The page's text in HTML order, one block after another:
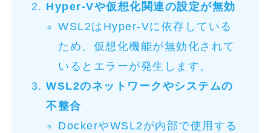
Hyper-Vや仮想化関連の設定が無効
WSL2はHyper-Vに依存している
ため、仮想化機能が無効化されて
いるとエラーが発生します。
WSL2のネットワークやシステムの
不整合
DockerやWSL2が内部で使用する